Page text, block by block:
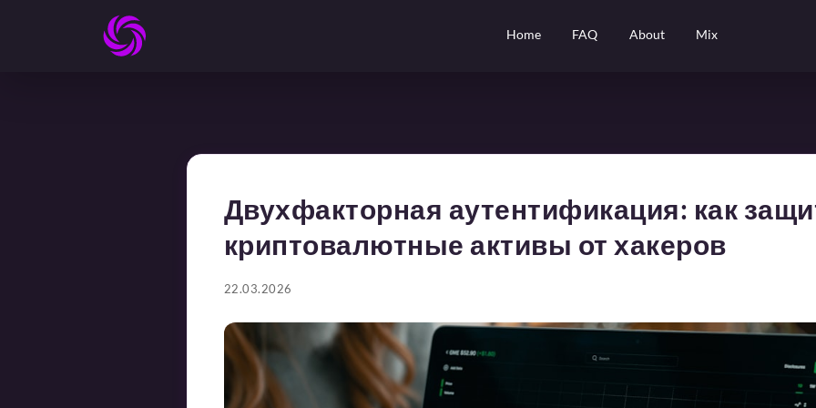
Home FAQ About Mix
Двухфакторная аутентификация: как
криптовалютные активы от хакеров
22.03.2026